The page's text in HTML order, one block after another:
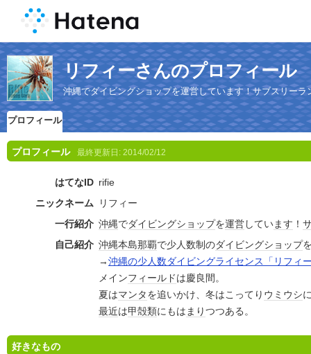
リフィーさんのプロフィール
沖縄でダイビングショップを運営しています！サブスリーラ
プロフィール
プロフィール 最終更新日: 2014/02/12
はてなID rifie
ニックネーム
リフィー
一行紹介 沖縄でダイビングショップを運営しています ！
自己紹介 沖縄本島那覇で少人数制のダイビングショップ
→沖縄の少人数ダイビングライセンス「リフィ
メインフィールドは慶良間。
夏はマンタを追いかけ、冬はこってり ウミウシ
最近は甲殻類にもはまりつつある。
好きなもの